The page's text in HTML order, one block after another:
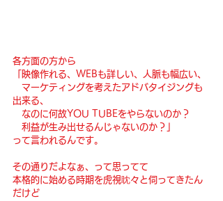
各方面の方から
「映像作れる、WEBも詳しい、人脈も幅広い、
マーケティングを考えたアドバタイジングも
出来る、
なのに何故YOU TUBEをやらないのか？
利益が生み出せるんじゃないのか？」
って言われるんです。
その通りだよなぁ、って思ってて
本格的に始める時期を虎視眈々と伺ってきたん
だけど